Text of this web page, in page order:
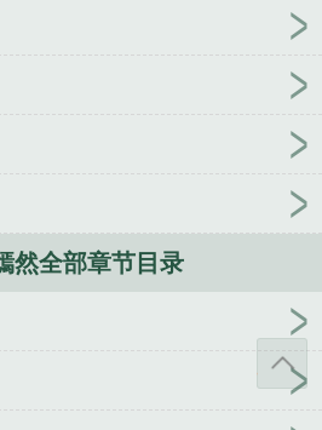
之中，都市风起云涌，他能否
战皇精心创作的恐怖小说类小
庸人修真传
娱乐都市：幻梦
三国吕
女帝们重
然全部章节目录